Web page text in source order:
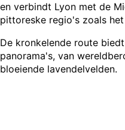
en verbindt Lyon met de
pittoreske regio's zoals
De kronkelende route
panorama's, van
bloeiende lavendelvelden.